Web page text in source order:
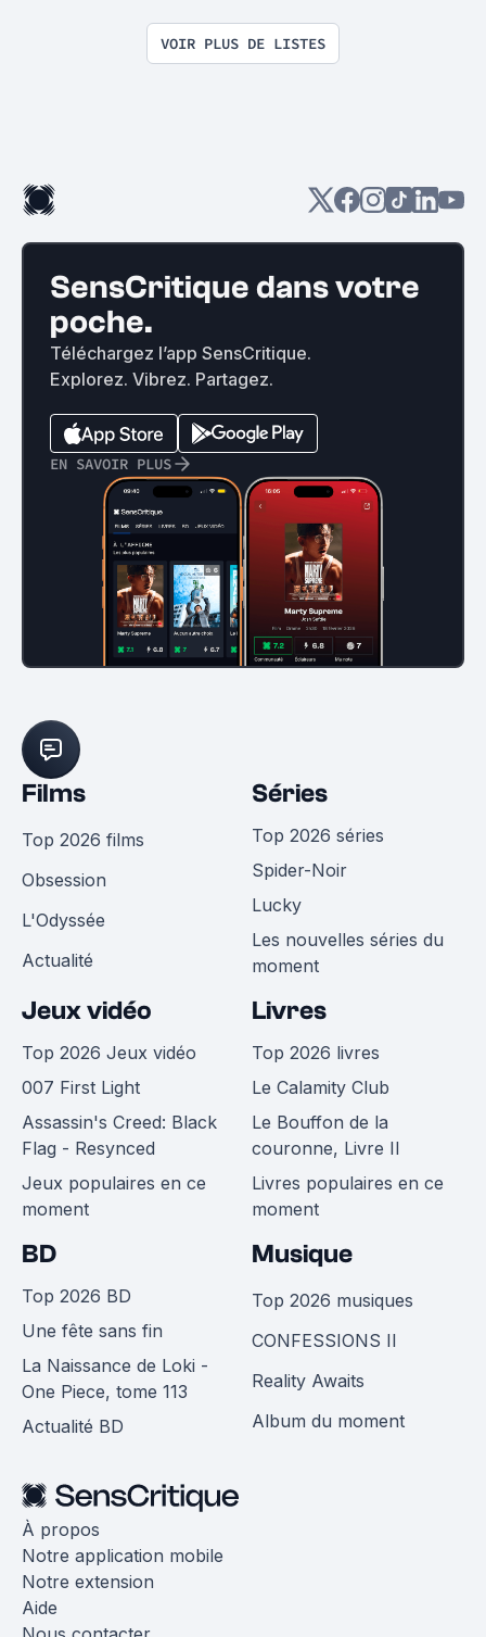
VOIR PLUS DE LISTES
SensCritique dans votre
poche.
Téléchargez l’app SensCritique.
Explorez. Vibrez. Partagez.
EN SAVOIR PLUS
Films
Top 2026 films
Obsession
L'Odyssée
Actualité
Séries
Top 2026 séries
Spider-Noir
Lucky
Les nouvelles séries du
moment
Jeux vidéo
Top 2026 Jeux vidéo
007 First Light
Assassin's Creed: Black
Flag - Resynced
Jeux populaires en ce
moment
Livres
Top 2026 livres
Le Calamity Club
Le Bouffon de la
couronne, Livre II
Livres populaires en ce
moment
BD
Top 2026 BD
Une fête sans fin
La Naissance de Loki -
One Piece, tome 113
Actualité BD
Musique
Top 2026 musiques
CONFESSIONS II
Reality Awaits
Album du moment
À propos
Notre application mobile
Notre extension
Aide